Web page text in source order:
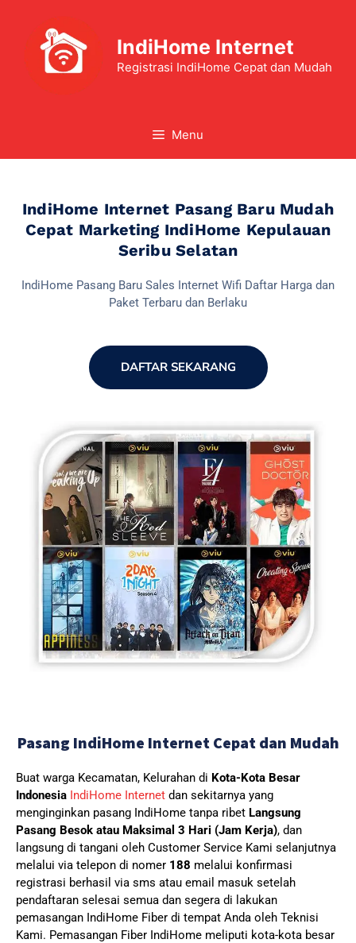
IndiHome Internet
Registrasi IndiHome Cepat dan Mudah
Menu
IndiHome Internet Pasang Baru Mudah
Cepat Marketing IndiHome Kepulauan
Seribu Selatan
IndiHome Pasang Baru Sales Internet Wifi Daftar Harga dan
Paket Terbaru dan Berlaku
DAFTAR SEKARANG
Pasang IndiHome Internet Cepat dan Mudah
Buat warga Kecamatan, Kelurahan di Kota-Kota Besar
Indonesia IndiHome Internet dan sekitarnya yang
menginginkan pasang IndiHome tanpa ribet Langsung
Pasang Besok atau Maksimal 3 Hari (Jam Kerja), dan
langsung di tangani oleh Customer Service Kami selanjutnya
melalui via telepon di nomer 188 melalui konfirmasi
registrasi berhasil via sms atau email masuk setelah
pendaftaran selesai semua dan segera di lakukan
pemasangan IndiHome Fiber di tempat Anda oleh Teknisi
Kami. Pemasangan Fiber IndiHome meliputi kota-kota besar